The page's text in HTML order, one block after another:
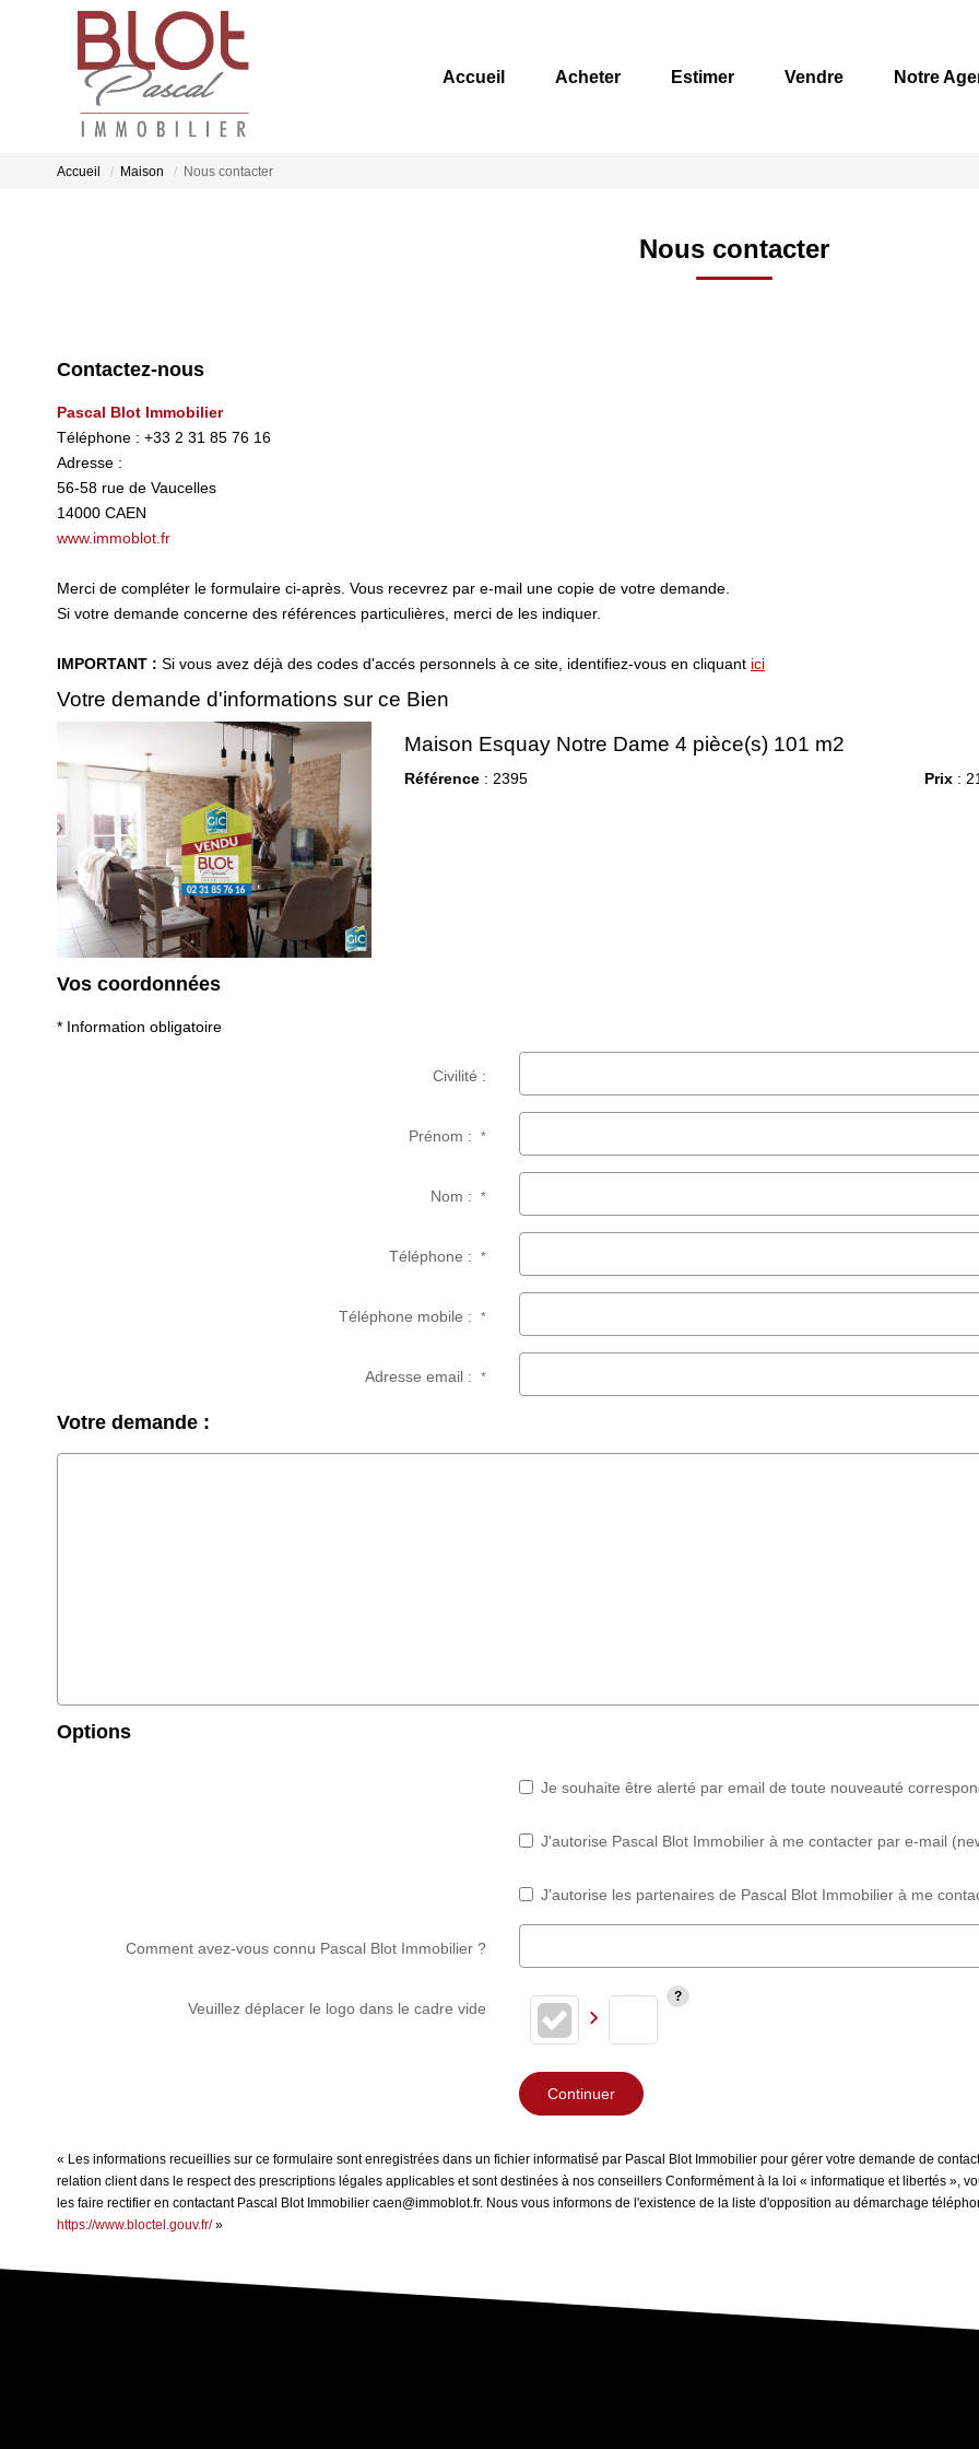
Accueil Acheter Estimer Vendre Notre
Accueil Maison Nous contacter
Nous contacter
Contactez-nous
Pascal Blot Immobilier
Téléphone : +33 2 31 85 76 16
Adresse :
56-58 rue de Vaucelles
14000 CAEN
www.immoblot.fr
Merci de compléter le formulaire ci-après. Vous recevrez par e-mail une copie de votre demande.
Si votre demande concerne des références particulières, merci de les indiquer.
IMPORTANT : Si vous avez déjà des codes d'accés personnels à ce site, identifiez-vous en cliquant ici
Votre demande d'informations sur ce Bien
Maison Esquay Notre Dame 4 pièce(s) 101 m2
Référence: 2395 Prix:
Vos coordonnées
* Information obligatoire
Civilité :
Prénom :*
Nom :*
Téléphone :*
Téléphone mobile :*
Adresse email :*
Votre demande :
Options
Je souhaite être alerté par email de toute nouveauté
J'autorise Pascal Blot Immobilier à me contacter par e-mail
J'autorise les partenaires de Pascal Blot Immobilier à me
Comment avez-vous connu Pascal Blot Immobilier ?
Veuillez déplacer le logo dans le cadre vide
Continuer
« Les informations recueillies sur ce formulaire sont enregistrées dans un fichier informatisé par Pascal Blot Immobilier pour gérer votre demande de
relation client dans le respect des prescriptions légales applicables et sont destinées à nos conseillers Conformément à la loi « informatique et libertés »,
les faire rectifier en contactant Pascal Blot Immobilier caen@immoblot.fr. Nous vous informons de l'existence de la liste d'opposition au démarchage
https://www.bloctel.gouv.fr/»